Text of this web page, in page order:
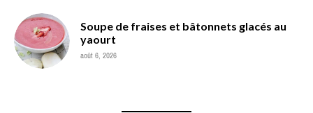
Soupe de fraises et bâtonnets glacés au
yaourt
août 6, 2026